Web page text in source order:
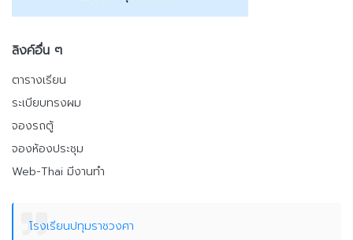
ลิงค์อื่น ๆ
ตารางเรียน
ระเบียบทรงผม
จองรถตู้
จองห้องประชุม
Web-Thai มีงานทำ
โรงเรียนปทุมราชวงศา